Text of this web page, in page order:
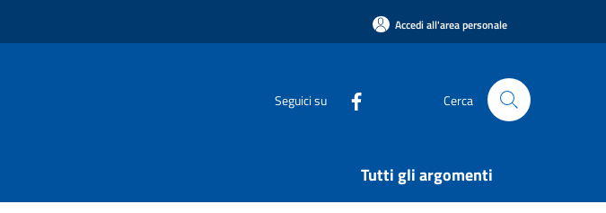
Accedi all'area personale
Seguici su Cerca
Tutti gli argomenti